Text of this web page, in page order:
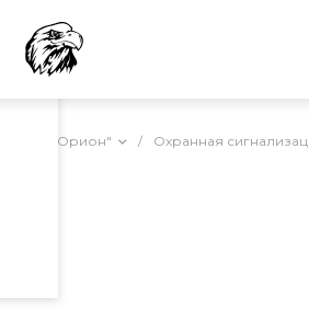
ИСО "Орион" / Охранная